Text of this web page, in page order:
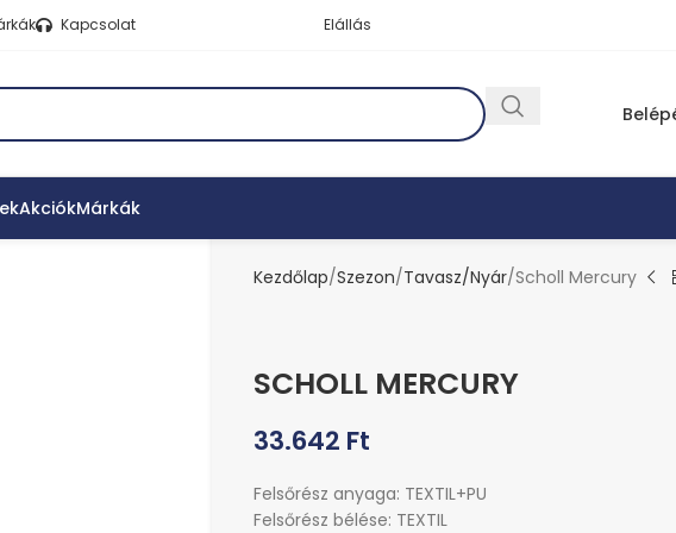
Kapcsolat Elállás
AkciókMárkák
Kezdőlap Szezon Tavasz/Nyár Scholl Mercury
SCHOLL MERCURY
33.642 Ft
Felsőrész anyaga: TEXTIL+PU
Felsőrész bélése: TEXTIL